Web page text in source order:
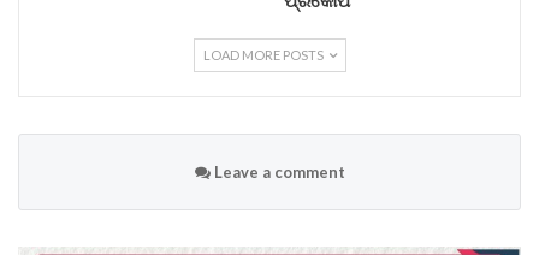
LOAD MORE POSTS
Leave a comment